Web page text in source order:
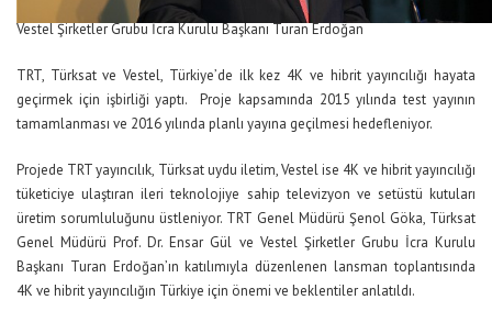
Vestel Şirketler Grubu İcra Kurulu Başkanı Turan Erdoğan
TRT, Türksat ve Vestel, Türkiye’de ilk kez 4K ve hibrit yayıncılığı hayata
geçirmek için işbirliği yaptı. Proje kapsamında 2015 yılında test yayının
tamamlanması ve 2016 yılında planlı yayına geçilmesi hedefleniyor.
Projede TRT yayıncılık, Türksat uydu iletim, Vestel ise 4K ve hibrit yayıncılığı
tüketiciye ulaştıran ileri teknolojiye sahip televizyon ve setüstü kutuları
üretim sorumluluğunu üstleniyor. TRT Genel Müdürü Şenol Göka, Türksat
Genel Müdürü Prof. Dr. Ensar Gül ve Vestel Şirketler Grubu İcra Kurulu
Başkanı Turan Erdoğan’ın katılımıyla düzenlenen lansman toplantısında
4K ve hibrit yayıncılığın Türkiye için önemi ve beklentiler anlatıldı.